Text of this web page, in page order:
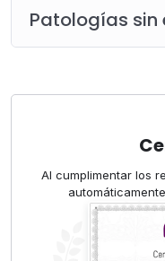
Patologías
Al cumplimentar los